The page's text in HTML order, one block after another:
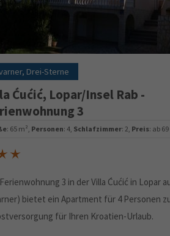
Drei-Sterne
Ćućić, Lopar/Insel Rab -
3
: 65 m², Personen: 4, Schlafzimmer: 2, Preis: ab 69
3 in der Villa Ćućić in Lopar
bietet ein Apartment für 4 Personen
für Ihren Kroatien-Urlaub.